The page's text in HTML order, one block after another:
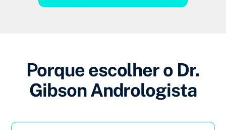
Porque escolher o Dr.
Gibson Andrologista